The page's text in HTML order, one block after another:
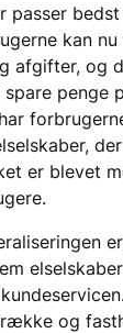
passer
kan
afgifter, og
penge
er blevet
og